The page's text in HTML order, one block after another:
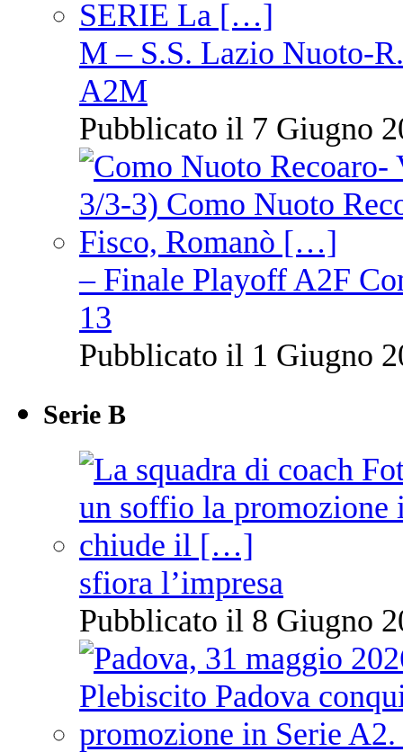
M – S.S. Lazio Nuoto-
A2M
Pubblicato il 7 Giugno
– Finale Playoff A2F
13
Pubblicato il 1 Giugno
Serie B
sfiora l’impresa
Pubblicato il 8 Giugno